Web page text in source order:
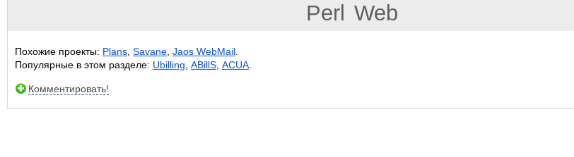
Perl Web
Похожие проекты: Plans Savane Jaos WebMail
Популярные в этом разделе: Ubilling ABillS ACUA
Комментировать!